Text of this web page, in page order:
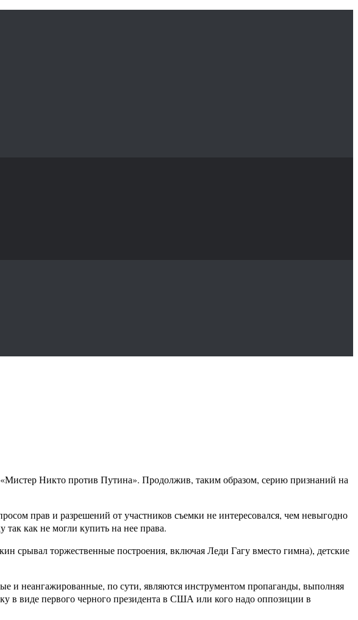
Никто против Путина». Продолжив, таким образом, серию признаний на
прав и разрешений от участников съемки не интересовался, чем невыгодно
как не могли купить на нее права.
срывал торжественные построения, включая Леди Гагу вместо гимна), детские
и неангажированные, по сути, являются инструментом пропаганды, выполняя
в виде первого черного президента в США или кого надо оппозиции в